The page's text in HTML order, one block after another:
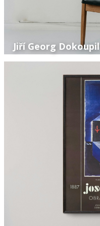
Jiří Georg Dokoupil